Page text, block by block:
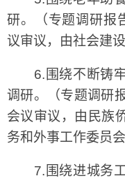
研。（专题调研报
议审议，由社会建
6.围绕不断铸牢
调研。（专题调研
会议审议，由民族
务和外事工作委员
7.围绕进城务工